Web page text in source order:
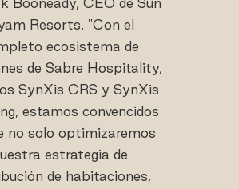
Resorts. "Con el
ecosistema de
de Sabre Hospitality,
SynXis CRS y SynXis
estamos convencidos
no solo optimizaremos
estrategia de
de habitaciones,